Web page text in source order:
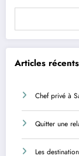
Articles récents
Chef privé à
Quitter une
Les